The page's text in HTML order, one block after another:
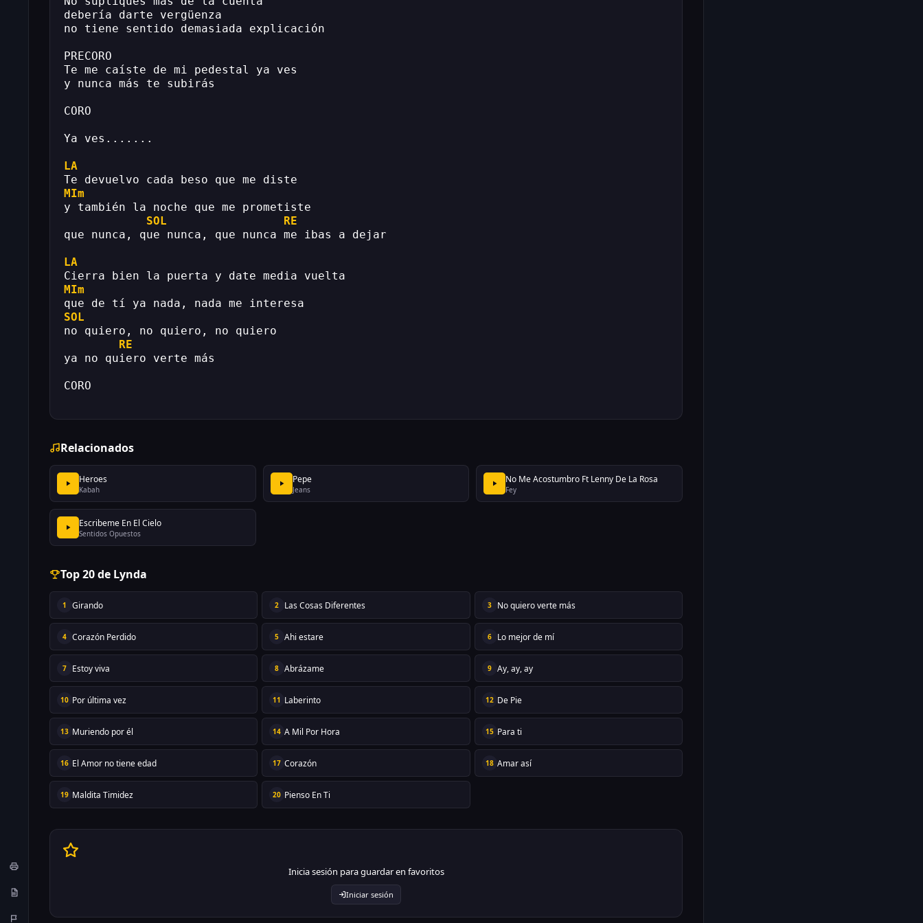
debería darte vergüenza
no tiene sentido demasiada explicación
PRECORO
Te me caíste de mi pedestal ya ves
y nunca más te subirás
CORO
Ya ves.......
LA
Te devuelvo cada beso que me diste
MIm
y también la noche que me prometiste
SOL
RE
que nunca, que nunca, que nunca me ibas a dejar
LA
Cierra bien la puerta y date media vuelta
MIm
que de tí ya nada, nada me interesa
SOL
no quiero, no quiero, no quiero
RE
ya no quiero verte más
CORO
Relacionados
Heroes
Kabah
Pepe
Jeans
No Me Acostumbro Ft Lenny De La Rosa
Fey
Escribeme En El Cielo
Sentidos Opuestos
Top 20 de Lynda
1 Girando 2 Las Cosas Diferentes 3 No quiero verte más
4 Corazón Perdido 5 Ahi estare 6 Lo mejor de mí
7 Estoy viva 8 Abrázame 9 Ay, ay, ay
10 Por última vez 11 Laberinto 12 De Pie
13 Muriendo por él 14 A Mil Por Hora 15 Para ti
16 El Amor no tiene edad 17 Corazón 18 Amar así
19 Maldita Timidez 20 Pienso En Ti
Inicia sesión para guardar en favoritos
Iniciar sesión